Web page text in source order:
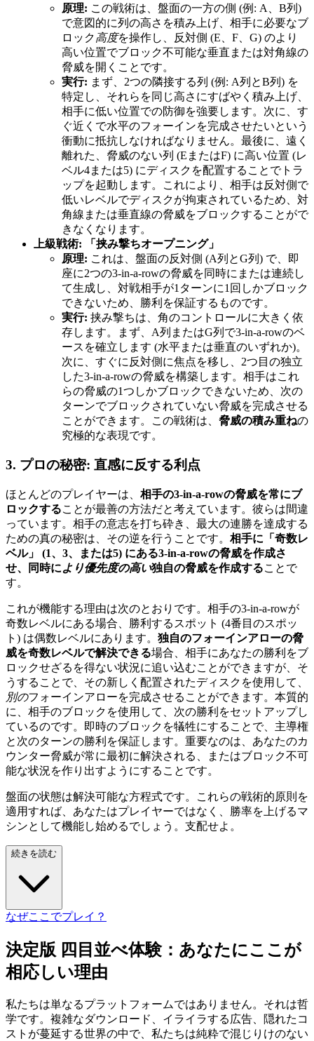
原理: この戦術は、盤面の一方の側 (例: A、B列)
で意図的に列の高さを積み上げ、相手に必要なブ
ロック高度を操作し、反対側 (E、F、G) のより
高い位置でブロック不可能な垂直または対角線の
脅威を開くことです。
実行: まず、2つの隣接する列 (例: A列とB列) を
特定し、それらを同じ高さにすばやく積み上げ、
相手に低い位置での防御を強要します。次に、す
ぐ近くで水平のフォーインを完成させたいという
衝動に抵抗しなければなりません。最後に、遠く
離れた、脅威のない列 (EまたはF) に高い位置 (レ
ベル4または5) にディスクを配置することでトラ
ップを起動します。これにより、相手は反対側で
低いレベルでディスクが拘束されているため、対
角線または垂直線の脅威をブロックすることがで
きなくなります。
上級戦術: 「挟み撃ちオープニング」
原理: これは、盤面の反対側 (A列とG列) で、即
座に2つの3-in-a-rowの脅威を同時にまたは連続し
て生成し、対戦相手が1ターンに1回しかブロック
できないため、勝利を保証するものです。
実行: 挟み撃ちは、角のコントロールに大きく依
存します。まず、A列またはG列で3-in-a-rowのベ
ースを確立します (水平または垂直のいずれか)。
次に、すぐに反対側に焦点を移し、2つ目の独立
した3-in-a-rowの脅威を構築します。相手はこれ
らの脅威の1つしかブロックできないため、次の
ターンでブロックされていない脅威を完成させる
ことができます。この戦術は、 脅威の積み重ねの
究極的な表現です。
3. プロの秘密: 直感に反する利点
ほとんどのプレイヤーは、 相手の3-in-a-rowの脅威を常にブ
ロックすることが最善の方法だと考えています。彼らは間違
っています。相手の意志を打ち砕き、最大の連勝を達成する
ための真の秘密は、その逆を行うことです。 相手に「奇数レ
ベル」 (1、3、または5) にある3-in-a-rowの脅威を作成さ
せ、同時により優先度の高い独自の脅威を作成することで
す。
これが機能する理由は次のとおりです。相手の3-in-a-rowが
奇数レベルにある場合、勝利するスポット (4番目のスポッ
ト) は偶数レベルにあります。 独自のフォーインアローの脅
威を奇数レベルで解決できる場合、相手にあなたの勝利をブ
ロックせざるを得ない状況に追い込むことができますが、そ
うすることで、その新しく配置されたディスクを使用して、
別のフォーインアローを完成させることができます。本質的
に、相手のブロックを使用して、次の勝利をセットアップし
ているのです。即時のブロックを犠牲にすることで、主導権
と次のターンの勝利を保証します。重要なのは、あなたのカ
ウンター脅威が常に最初に解決される、またはブロック不可
能な状況を作り出すようにすることです。
盤面の状態は解決可能な方程式です。これらの戦術的原則を
適用すれば、あなたはプレイヤーではなく、勝率を上げるマ
シンとして機能し始めるでしょう。支配せよ。
続きを読む
なぜここでプレイ？
決定版 四目並べ体験：あなたにここが
相応しい理由
私たちは単なるプラットフォームではありません。それは哲
学です。複雑なダウンロード、イライラする広告、隠れたコ
ストが蔓延する世界の中で、私たちは純粋で混じりけのない